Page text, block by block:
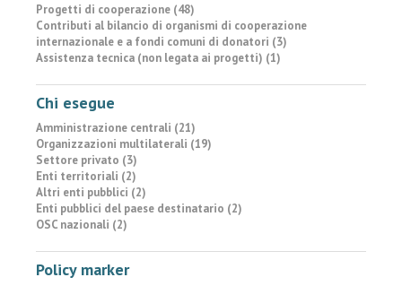
Progetti di cooperazione (48)
Contributi al bilancio di organismi di cooperazione
internazionale e a fondi comuni di donatori (3)
Assistenza tecnica (non legata ai progetti) (1)
Chi esegue
Amministrazione centrali (21)
Organizzazioni multilaterali (19)
Settore privato (3)
Enti territoriali (2)
Altri enti pubblici (2)
Enti pubblici del paese destinatario (2)
OSC nazionali (2)
Policy marker